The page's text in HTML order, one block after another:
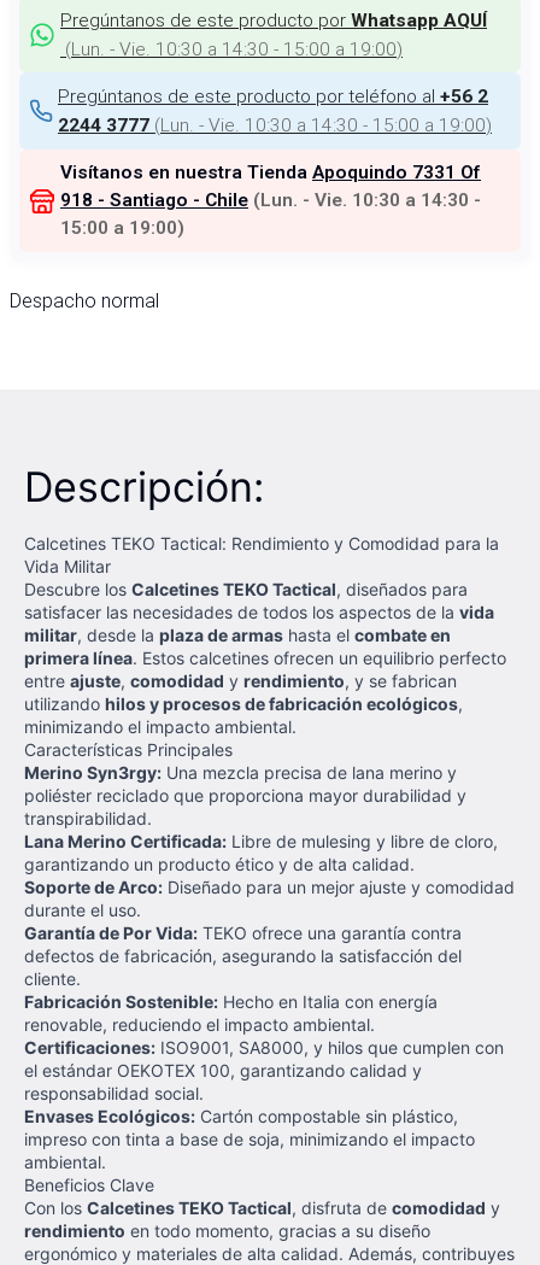
Pregúntanos de este producto por Whatsapp AQUÍ
(Lun. - Vie. 10:30 a 14:30 - 15:00 a 19:00)
Pregúntanos de este producto por teléfono al +56 2
2244 3777 (Lun. - Vie. 10:30 a 14:30 - 15:00 a 19:00)
Visítanos en nuestra Tienda Apoquindo 7331 Of
918 - Santiago - Chile (Lun. - Vie. 10:30 a 14:30 -
15:00 a 19:00)
Despacho normal
Descripción:
Calcetines TEKO Tactical: Rendimiento y Comodidad para la
Vida Militar
Descubre los Calcetines TEKO Tactical, diseñados para
satisfacer las necesidades de todos los aspectos de la vida
militar, desde la plaza de armas hasta el combate en
primera línea. Estos calcetines ofrecen un equilibrio perfecto
entre ajuste, comodidad y rendimiento, y se fabrican
utilizando hilos y procesos de fabricación ecológicos,
minimizando el impacto ambiental.
Características Principales
Merino Syn3rgy: Una mezcla precisa de lana merino y
poliéster reciclado que proporciona mayor durabilidad y
transpirabilidad.
Lana Merino Certificada: Libre de mulesing y libre de cloro,
garantizando un producto ético y de alta calidad.
Soporte de Arco: Diseñado para un mejor ajuste y comodidad
durante el uso.
Garantía de Por Vida: TEKO ofrece una garantía contra
defectos de fabricación, asegurando la satisfacción del
cliente.
Fabricación Sostenible: Hecho en Italia con energía
renovable, reduciendo el impacto ambiental.
Certificaciones: ISO9001, SA8000, y hilos que cumplen con
el estándar OEKOTEX 100, garantizando calidad y
responsabilidad social.
Envases Ecológicos: Cartón compostable sin plástico,
impreso con tinta a base de soja, minimizando el impacto
ambiental.
Beneficios Clave
Con los Calcetines TEKO Tactical, disfruta de comodidad y
rendimiento en todo momento, gracias a su diseño
ergonómico y materiales de alta calidad. Además, contribuyes